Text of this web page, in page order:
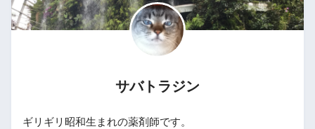
サバトラジン
ギリギリ昭和生まれの薬剤師です。